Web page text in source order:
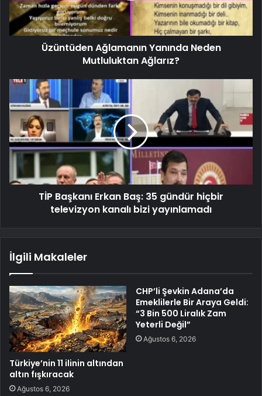
Üzüntüden Ağlamanın Yanında Neden
Mutluluktan Ağlarız?
TİP Başkanı Erkan Baş: 35 gündür hiçbir
televizyon kanalı bizi yayınlamadı
İlgili Makaleler
Türkiye’nin 11 ilinin altından
altın fışkıracak
Ağustos 6, 2026
CHP’li Şevkin Adana’da
Emeklilerle Bir Araya Geldi:
“3 Bin 500 Liralık Zam
Yeterli Değil”
Ağustos 6, 2026